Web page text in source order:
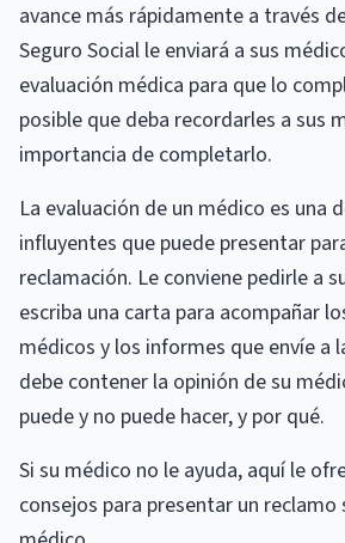
avance más rápidamente a través
Seguro Social le enviará a sus
evaluación médica para que lo
posible que deba recordarles a sus
importancia de completarlo.
La evaluación de un médico es una
influyentes que puede presentar
reclamación. Le conviene pedirle a
escriba una carta para acompañar
médicos y los informes que envíe a
debe contener la opinión de su
puede y no puede hacer, y por qué.
Si su médico no le ayuda, aquí le
consejos para presentar un reclamo